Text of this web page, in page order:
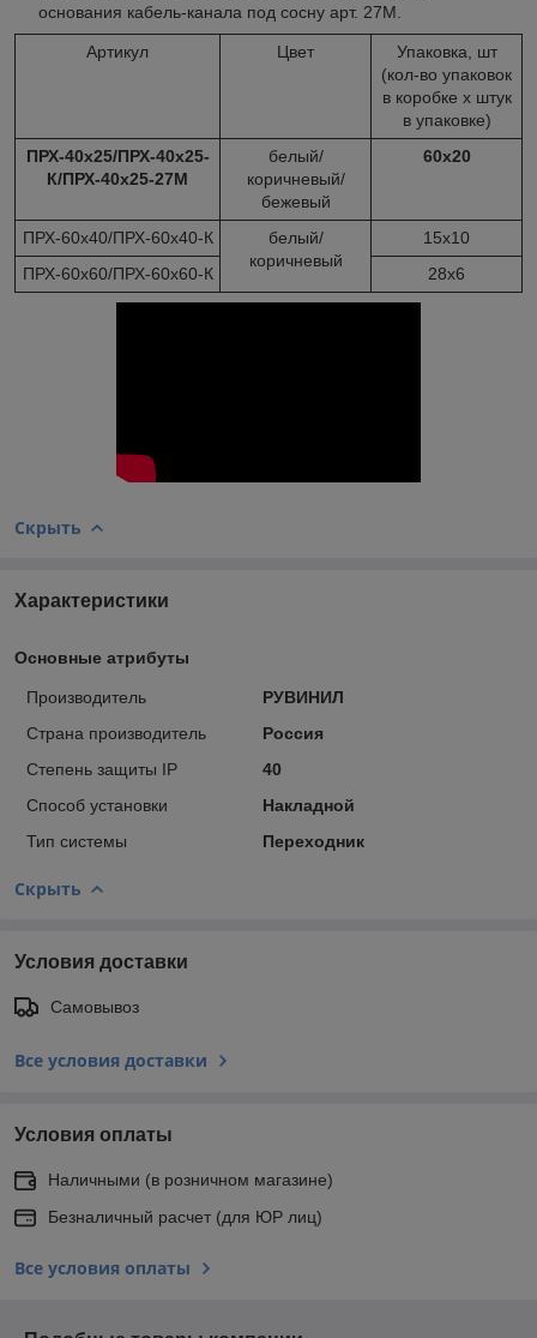
основания кабель-канала под сосну арт. 27М.
Артикул Цвет
Упаковка, шт
(кол-во упаковок
в коробке х штук
в упаковке)
ПРХ-40х25/ПРХ-40х25-
К/ПРХ-40х25-27М
белый/
коричневый/
бежевый
60х20
ПРХ-60х40/ПРХ-60х40-К
белый/
коричневый
15х10
ПРХ-60х60/ПРХ-60х60-К
28х6
Скрыть
Характеристики
Основные атрибуты
Производитель
РУВИНИЛ
Страна производитель
Россия
Степень защиты IP
40
Способ установки
Накладной
Тип системы
Переходник
Скрыть
Условия доставки
Самовывоз
Все условия доставки
Условия оплаты
Наличными (в розничном магазине)
Безналичный расчет (для ЮР лиц)
Все условия оплаты